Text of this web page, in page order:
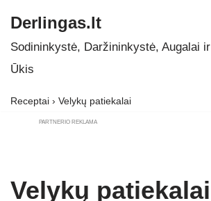
Skip
to
Derlingas.lt
Sodininkystė, Daržininkystė, Augalai ir
Ūkis
Receptai › Velykų patiekalai
PARTNERIO REKLAMA
Velykų patiekalai